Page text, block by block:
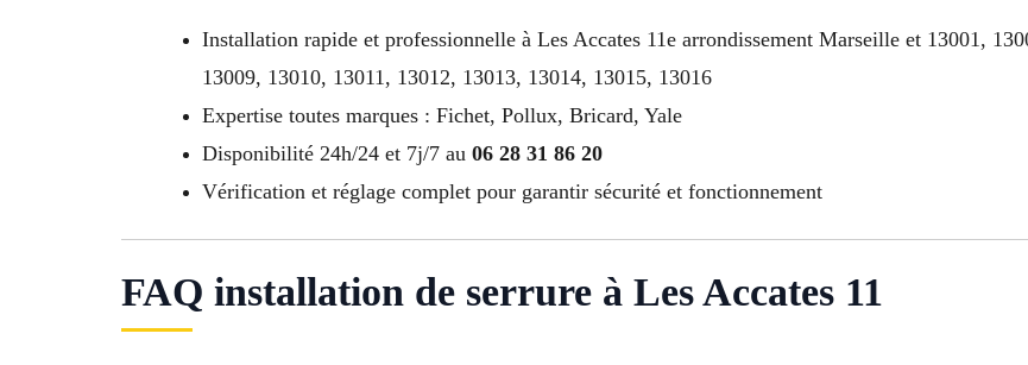
Installation rapide et professionnelle à Les Accates 11e arrondissement Marseille et 13001,
13009, 13010, 13011, 13012, 13013, 13014, 13015, 13016
Expertise toutes marques : Fichet, Pollux, Bricard, Yale
Disponibilité 24h/24 et 7j/7 au 06 28 31 86 20
Vérification et réglage complet pour garantir sécurité et fonctionnement
FAQ installation de serrure à Les Accates 11